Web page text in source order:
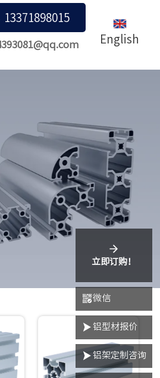
13371898015
English
立即订购！
微信
 铝型材报价
 铝架定制咨询